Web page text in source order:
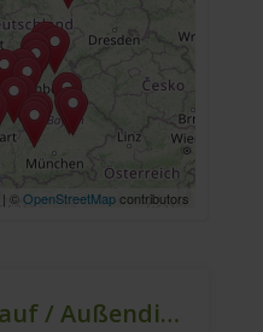
| ©OpenStreetMapcontributors
Mitarbeiter Verkauf / Außendienst (m/w/d)